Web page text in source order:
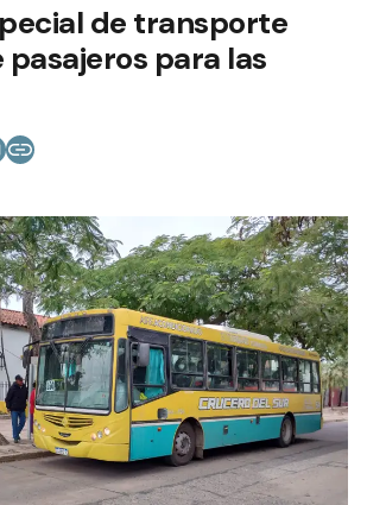
de transporte
para las